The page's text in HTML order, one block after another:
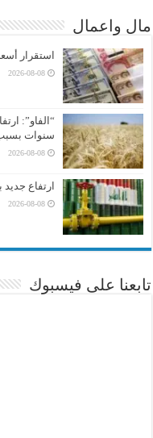
مال واعمال
استقرار
2026-08-08
سنوات
2026-08-08
ارتفاع
2026-08-08
تابعنا على فيسبوك